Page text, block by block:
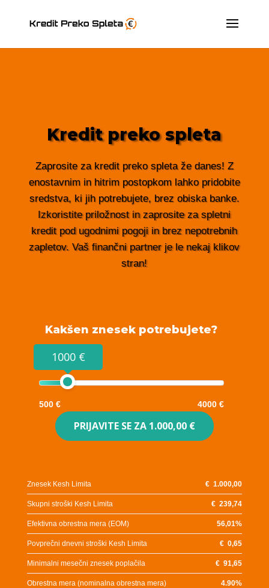
Kredit preko spleta
Zaprosite za kredit preko spleta že danes! Z
enostavnim in hitrim postopkom lahko pridobite
sredstva, ki jih potrebujete, brez obiska banke.
Izkoristite priložnost in zaprosite za spletni
kredit pod ugodnimi pogoji in brez nepotrebnih
zapletov. Vaš finančni partner je le nekaj klikov
stran!
Kakšen znesek potrebujete?
1000 €
500 € 4000 €
PRIJAVITE SE ZA 1.000,00 €
Znesek Kesh Limita €1.000,00
Skupni stroški Kesh Limita €239,74
Efektivna obrestna mera (EOM) 56,01%
Povprečni dnevni stroški Kesh Limita €0,65
Minimalni mesečni znesek poplačila €91,65
Obrestna mera (nominalna obrestna mera) 4.90%